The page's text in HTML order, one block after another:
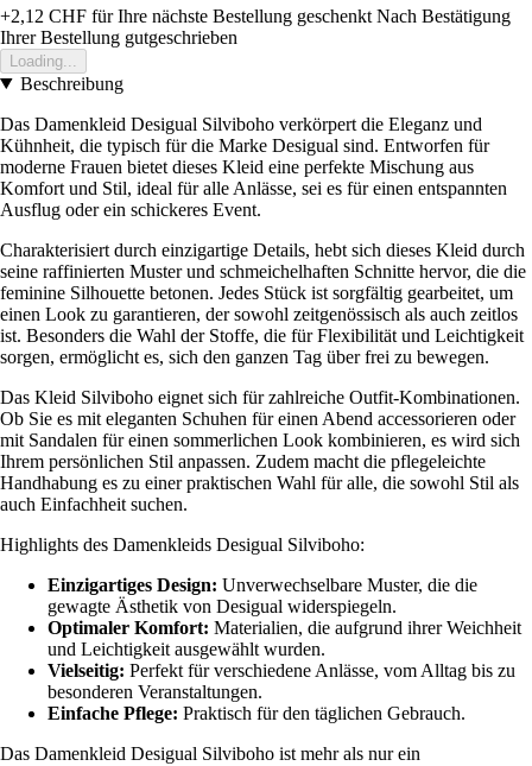
+2,12 CHF für Ihre nächste Bestellung geschenkt Nach Bestätigung
Ihrer Bestellung gutgeschrieben
Loading...
Beschreibung
Das Damenkleid Desigual Silviboho verkörpert die Eleganz und
Kühnheit, die typisch für die Marke Desigual sind. Entworfen für
moderne Frauen bietet dieses Kleid eine perfekte Mischung aus
Komfort und Stil, ideal für alle Anlässe, sei es für einen entspannten
Ausflug oder ein schickeres Event.
Charakterisiert durch einzigartige Details, hebt sich dieses Kleid durch
seine raffinierten Muster und schmeichelhaften Schnitte hervor, die die
feminine Silhouette betonen. Jedes Stück ist sorgfältig gearbeitet, um
einen Look zu garantieren, der sowohl zeitgenössisch als auch zeitlos
ist. Besonders die Wahl der Stoffe, die für Flexibilität und Leichtigkeit
sorgen, ermöglicht es, sich den ganzen Tag über frei zu bewegen.
Das Kleid Silviboho eignet sich für zahlreiche Outfit-Kombinationen.
Ob Sie es mit eleganten Schuhen für einen Abend accessorieren oder
mit Sandalen für einen sommerlichen Look kombinieren, es wird sich
Ihrem persönlichen Stil anpassen. Zudem macht die pflegeleichte
Handhabung es zu einer praktischen Wahl für alle, die sowohl Stil als
auch Einfachheit suchen.
Highlights des Damenkleids Desigual Silviboho:
Einzigartiges Design: Unverwechselbare Muster, die die
gewagte Ästhetik von Desigual widerspiegeln.
Optimaler Komfort: Materialien, die aufgrund ihrer Weichheit
und Leichtigkeit ausgewählt wurden.
Vielseitig: Perfekt für verschiedene Anlässe, vom Alltag bis zu
besonderen Veranstaltungen.
Einfache Pflege: Praktisch für den täglichen Gebrauch.
Das Damenkleid Desigual Silviboho ist mehr als nur ein